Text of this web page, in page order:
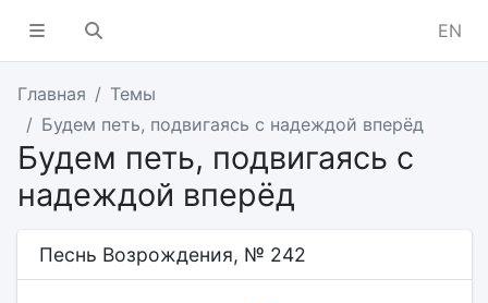
EN
Главная
Темы
Будем петь, подвигаясь с надеждой вперёд
Будем петь, подвигаясь с
надеждой вперёд
Песнь Возрождения, № 242